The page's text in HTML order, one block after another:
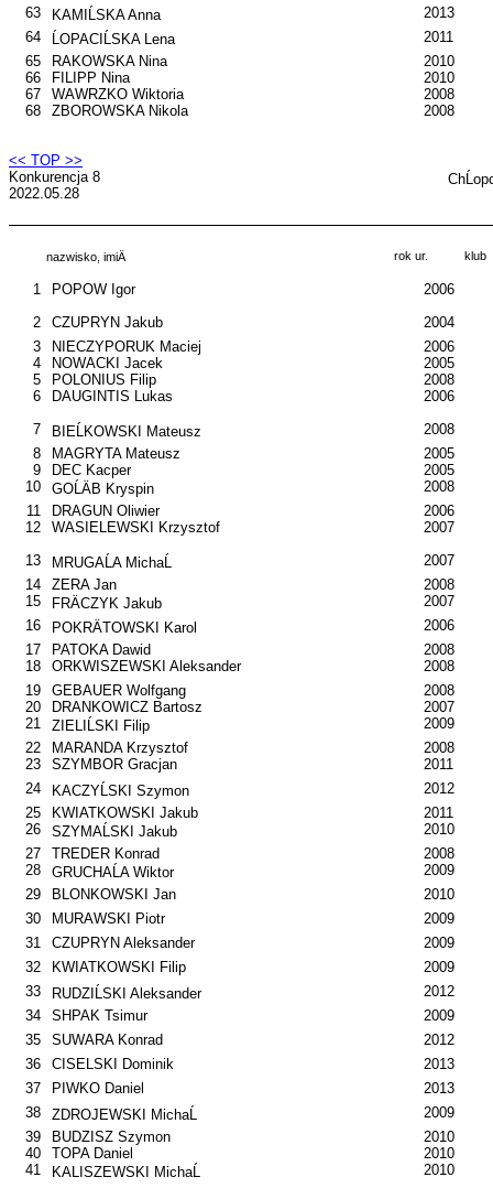
63
KAMIĹSKA Anna
2013
64
ĹOPACIĹSKA Lena
2011
65
RAKOWSKA Nina
2010
66
FILIPP Nina
2010
67
WAWRZKO Wiktoria
2008
68
ZBOROWSKA Nikola 2008
<< TOP >>
Konkurencja 8
2022.05.28
nazwisko, imiÄ rok ur. klub
1 POPOW Igor
2006
2
CZUPRYN Jakub
2004
3
NIECZYPORUK Maciej
2006
4
NOWACKI Jacek
2005
5
POLONIUS Filip
2008
6
DAUGINTIS Lukas
2006
7
BIEĹKOWSKI Mateusz
2008
8
MAGRYTA Mateusz
2005
9
DEC Kacper
2005
10
GOĹÄB Kryspin
2008
11
DRAGUN Oliwier
2006
12
WASIELEWSKI Krzysztof
2007
13
MRUGAĹA MichaĹ
2007
14
ZERA Jan
2008
15
FRÄCZYK Jakub
2007
16
POKRÄTOWSKI Karol
2006
17
PATOKA Dawid
2008
18
ORKWISZEWSKI Aleksander
2008
19
GEBAUER Wolfgang
2008
20
DRANKOWICZ Bartosz
2007
21
ZIELIĹSKI Filip
2009
22
MARANDA Krzysztof
2008
23
SZYMBOR Gracjan
2011
24
KACZYĹSKI Szymon
2012
25
KWIATKOWSKI Jakub
2011
26
SZYMAĹSKI Jakub
2010
27
TREDER Konrad
2008
28
GRUCHAĹA Wiktor
2009
29
BLONKOWSKI Jan
2010
30
MURAWSKI Piotr
2009
31
CZUPRYN Aleksander
2009
32
KWIATKOWSKI Filip
2009
33
RUDZIĹSKI Aleksander
2012
34
SHPAK Tsimur
2009
35
SUWARA Konrad
2012
36
CISELSKI Dominik
2013
37
PIWKO Daniel
2013
38
ZDROJEWSKI MichaĹ
2009
39
BUDZISZ Szymon
2010
40
TOPA Daniel
2010
41
KALISZEWSKI MichaĹ
2010